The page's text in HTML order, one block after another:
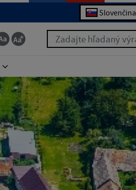
Slovenčina
Zadajte hľadaný výraz